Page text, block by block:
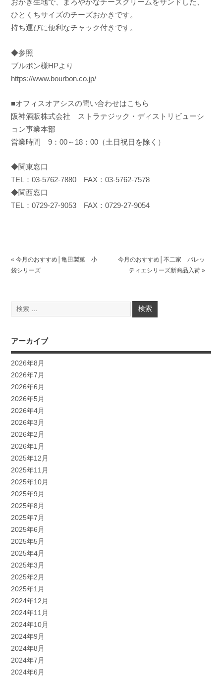
おかき生地で、まろやかなチーズクリームをサンドした、
ひとくちサイズのチーズおかきです。
持ち運びに便利なチャック付きです。
◆参照
ブルボン様HPより
https://www.bourbon.co.jp/
■オフィスオアシスの問い合わせはこちら
阪神酒販株式会社 ストラテジック・ディストリビューシ
ョン事業本部
営業時間 9：00～18：00（土日祝日を除く）
◆関東窓口
TEL：03-5762-7880 FAX：03-5762-7578
◆関西窓口
TEL：0729-27-9053 FAX：0729-27-9054
« 今月のおすすめ│亀田製菓 小
袋シリーズ
今月のおすすめ│不二家 パレッ
ティエシリーズ新商品入荷»
アーカイブ
2026年8月
2026年7月
2026年6月
2026年5月
2026年4月
2026年3月
2026年2月
2026年1月
2025年12月
2025年11月
2025年10月
2025年9月
2025年8月
2025年7月
2025年6月
2025年5月
2025年4月
2025年3月
2025年2月
2025年1月
2024年12月
2024年11月
2024年10月
2024年9月
2024年8月
2024年7月
2024年6月